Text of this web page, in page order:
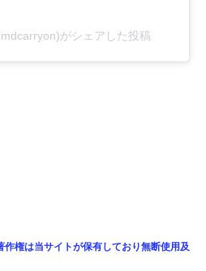
がシェアした投稿
権は当サイトが保有しており無断使用及